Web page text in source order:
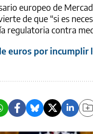
europeo de
de que “si es
regulatoria contra
euros por